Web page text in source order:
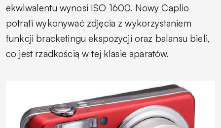
ekwiwalentu wynosi ISO 1600. Nowy Caplio
potrafi wykonywać zdjęcia z wykorzystaniem
funkcji bracketingu ekspozycji oraz balansu bieli,
co jest rzadkością w tej klasie aparatów.